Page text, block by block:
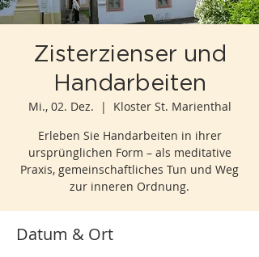
Zisterzienser und
Handarbeiten
Mi., 02. Dez.
  |
Kloster St. Marienthal
Erleben Sie Handarbeiten in ihrer
ursprünglichen Form – als meditative
Praxis, gemeinschaftliches Tun und Weg
zur inneren Ordnung.
Datum & Ort